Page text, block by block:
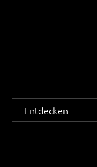
Entdecken